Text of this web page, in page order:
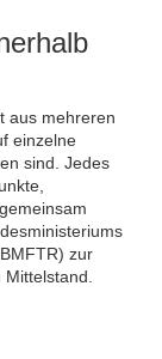
aus mehreren
einzelne
sind. Jedes
zur